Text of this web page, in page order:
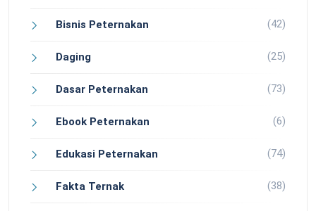
Bisnis Peternakan (42)
Daging (25)
Dasar Peternakan (73)
Ebook Peternakan (6)
Edukasi Peternakan (74)
Fakta Ternak (38)